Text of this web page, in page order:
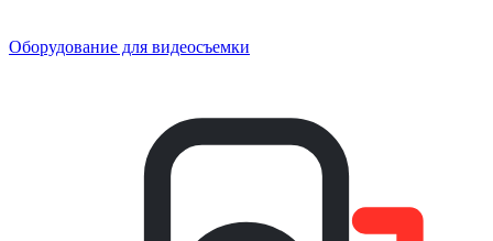
Оборудование для видеосъемки